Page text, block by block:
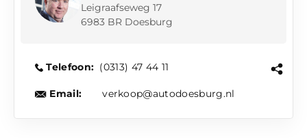
Leigraafseweg 17
6983 BR Doesburg
Telefoon: (0313) 47 44 11
Email: verkoop@autodoesburg.nl